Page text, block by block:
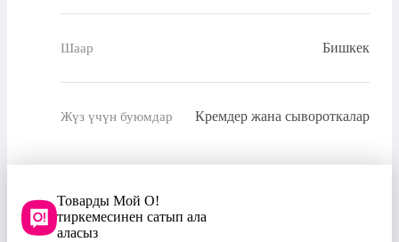
Шаар Бишкек
Жүз үчүн буюмдар Кремдер жана сывороткалар
Товарды Мой О!
тиркемесинен сатып ала
аласыз